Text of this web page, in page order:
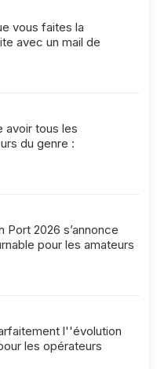
vous faites la
avec un mail de
avoir tous les
du genre :
Port 2026 s’annonce
pour les amateurs
l''évolution
les opérateurs